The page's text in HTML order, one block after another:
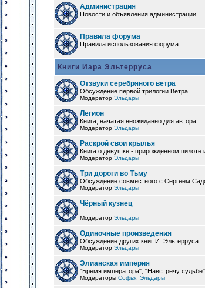
Администрация
Новости и объявления администрации
Правила форума
Правила использования форума
Книги Иара Эльтерруса
Отзвуки серебряного ветра
Обсуждение первой трилогии Ветра
Модератор Эльдары
Легион
Книга, начатая неожиданно для автора
Модератор Эльдары
Раскрой свои крылья
Книга о девушке - прирождённом пилоте
Модератор Эльдары
Три дороги во Тьму
Обсуждение совместного с Сергеем
Модератор Эльдары
Чёрный кузнец
Модератор Эльдары
Одиночные произведения
Обсуждение других книг И. Эльтерруса
Модератор Эльдары
Элианская империя
"Бремя императора", "Навстречу
Модераторы Софья Эльдары